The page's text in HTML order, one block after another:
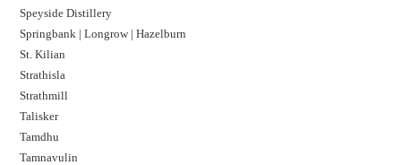
Speyside Distillery
Springbank | Longrow | Hazelburn
St. Kilian
Strathisla
Strathmill
Talisker
Tamdhu
Tamnavulin